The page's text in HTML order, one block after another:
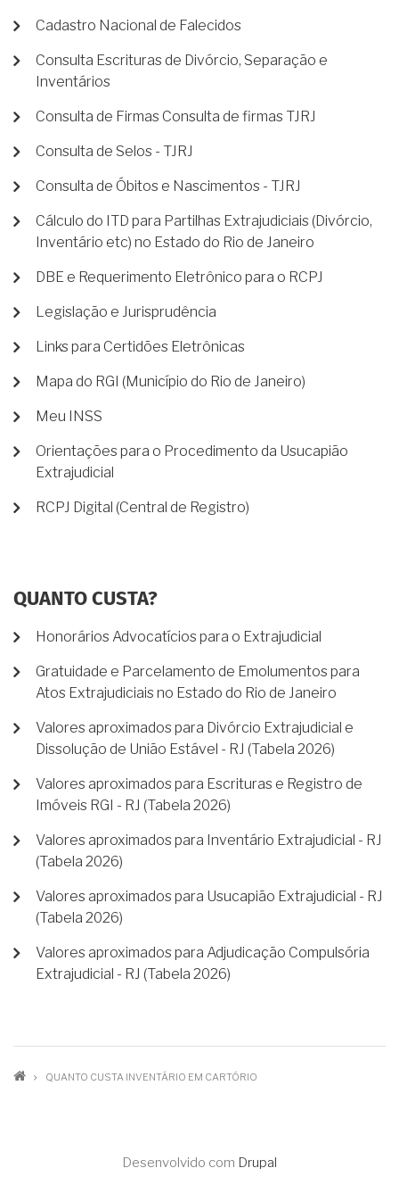
Cadastro Nacional de Falecidos
Consulta Escrituras de Divórcio, Separação e
Inventários
Consulta de Firmas Consulta de firmas TJRJ
Consulta de Selos - TJRJ
Consulta de Óbitos e Nascimentos - TJRJ
Cálculo do ITD para Partilhas Extrajudiciais (Divórcio,
Inventário etc) no Estado do Rio de Janeiro
DBE e Requerimento Eletrônico para o RCPJ
Legislação e Jurisprudência
Links para Certidões Eletrônicas
Mapa do RGI (Município do Rio de Janeiro)
Meu INSS
Orientações para o Procedimento da Usucapião
Extrajudicial
RCPJ Digital (Central de Registro)
QUANTO CUSTA?
Honorários Advocatícios para o Extrajudicial
Gratuidade e Parcelamento de Emolumentos para
Atos Extrajudiciais no Estado do Rio de Janeiro
Valores aproximados para Divórcio Extrajudicial e
Dissolução de União Estável - RJ (Tabela 2026)
Valores aproximados para Escrituras e Registro de
Imóveis RGI - RJ (Tabela 2026)
Valores aproximados para Inventário Extrajudicial - RJ
(Tabela 2026)
Valores aproximados para Usucapião Extrajudicial - RJ
(Tabela 2026)
Valores aproximados para Adjudicação Compulsória
Extrajudicial - RJ (Tabela 2026)
TRILHA
NAVEGAÇÃO
QUANTO CUSTA INVENTÁRIO EM CARTÓRIO
Desenvolvido com Drupal